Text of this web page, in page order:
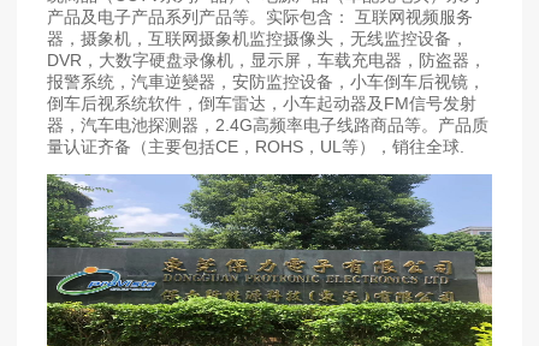
产品及电子产品系列产品等。实际包含： 互联网视频服务
器，摄象机，互联网摄象机监控摄像头，无线监控设备，
DVR，大数字硬盘录像机，显示屏，车载充电器，防盗器，
报警系统，汽車逆變器，安防监控设备，小车倒车后视镜，
倒车后视系统软件，倒车雷达，小车起动器及FM信号发射
器，汽车电池探测器，2.4G高频率电子线路商品等。产品质
量认证齐备（主要包括CE，ROHS，UL等），销往全球.